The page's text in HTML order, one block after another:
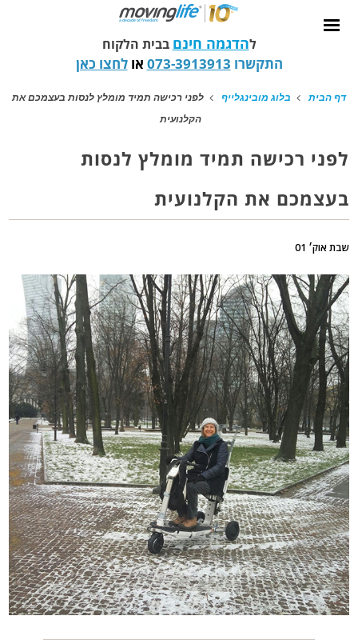
להדגמה חינם בבית הלקוח
התקשרו 073-3913913 או לחצו כאן
דף הבית בלוג מובינגלייף
לפני רכישה תמיד מומלץ לנסות בעצמכם את
הקלנועית
לפני רכישה תמיד מומלץ לנסות
בעצמכם את הקלנועית
שבת אוק׳ 01